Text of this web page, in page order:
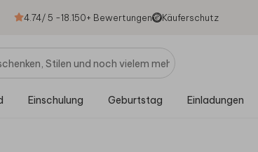
4.74/ 5 -18.150+ Bewertungen Käuferschutz
Einschulung Geburtstag Einladungen